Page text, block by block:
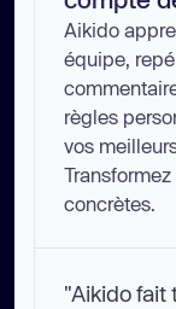
"Aikido fait
Aikido
équipe,
règles
vos
concrètes.